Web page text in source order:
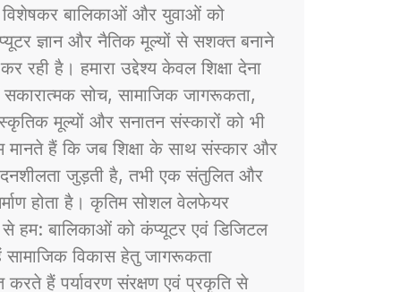
विशेषकर बालिकाओं और युवाओं को
ज्ञान और नैतिक मूल्यों से सशक्त बनाने
रही है। हमारा उद्देश्य केवल शिक्षा देना
सोच, सामाजिक जागरूकता,
मूल्यों और सनातन संस्कारों को भी
हैं कि जब शिक्षा के साथ संस्कार और
जुड़ती है, तभी एक संतुलित और
होता है। कृतिम सोशल वेलफेयर
हम: बालिकाओं को कंप्यूटर एवं डिजिटल
सामाजिक विकास हेतु जागरूकता
करते हैं पर्यावरण संरक्षण एवं प्रकृति से